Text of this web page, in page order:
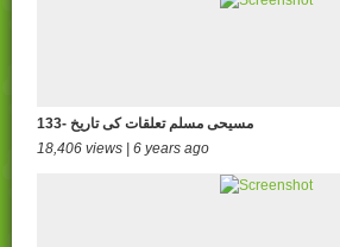
133- مسیحی مسلم تعلقات کی تاریخ
18,406 views | 6 years ago